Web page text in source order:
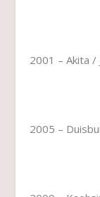
2001 – Akita /
2005 –